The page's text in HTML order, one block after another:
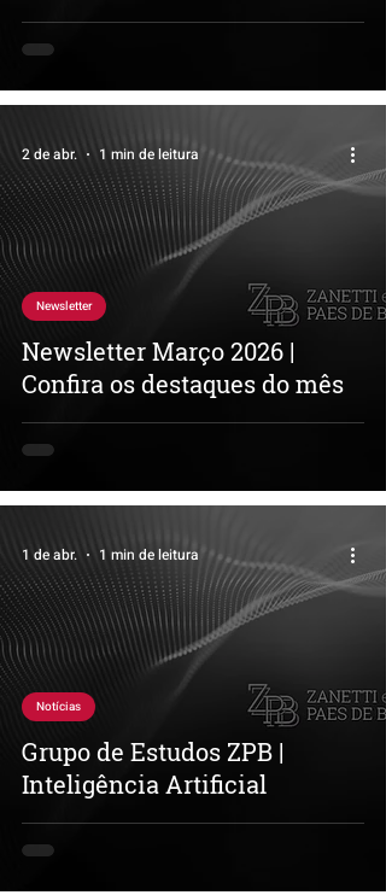
Newsletter Março 2026 |
Confira os destaques do mês
Newsletter
2 de abr. 1 min de leitura
Grupo de Estudos ZPB |
Inteligência Artificial
Notícias
1 de abr. 1 min de leitura